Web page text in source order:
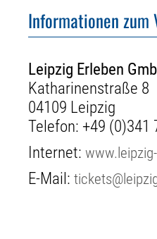
Informationen
Leipzig Erleben
Katharinenstraße 8
04109 Leipzig
Telefon: +49 (0)341
Internet:
E-Mail: